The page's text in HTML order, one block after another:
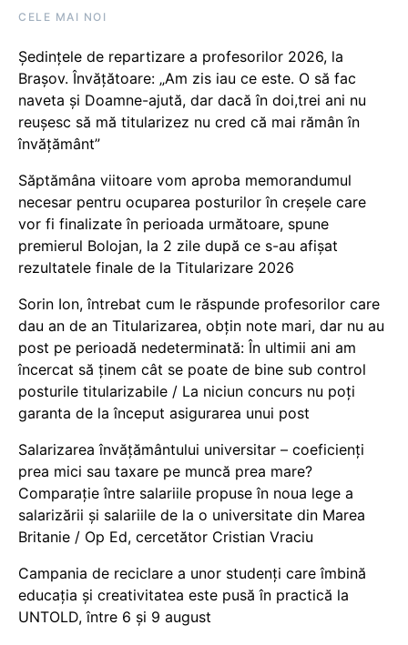
CELE MAI NOI
Ședințele de repartizare a profesorilor 2026, la
Brașov. Învățătoare: „Am zis iau ce este. O să fac
naveta și Doamne-ajută, dar dacă în doi,trei ani nu
reușesc să mă titularizez nu cred că mai rămân în
învățământ”
Săptămâna viitoare vom aproba memorandumul
necesar pentru ocuparea posturilor în creșele care
vor fi finalizate în perioada următoare, spune
premierul Bolojan, la 2 zile după ce s-au afișat
rezultatele finale de la Titularizare 2026
Sorin Ion, întrebat cum le răspunde profesorilor care
dau an de an Titularizarea, obțin note mari, dar nu au
post pe perioadă nedeterminată: În ultimii ani am
încercat să ținem cât se poate de bine sub control
posturile titularizabile / La niciun concurs nu poți
garanta de la început asigurarea unui post
Salarizarea învățământului universitar – coeficienți
prea mici sau taxare pe muncă prea mare?
Comparație între salariile propuse în noua lege a
salarizării și salariile de la o universitate din Marea
Britanie / Op Ed, cercetător Cristian Vraciu
Campania de reciclare a unor studenți care îmbină
educația și creativitatea este pusă în practică la
UNTOLD, între 6 și 9 august